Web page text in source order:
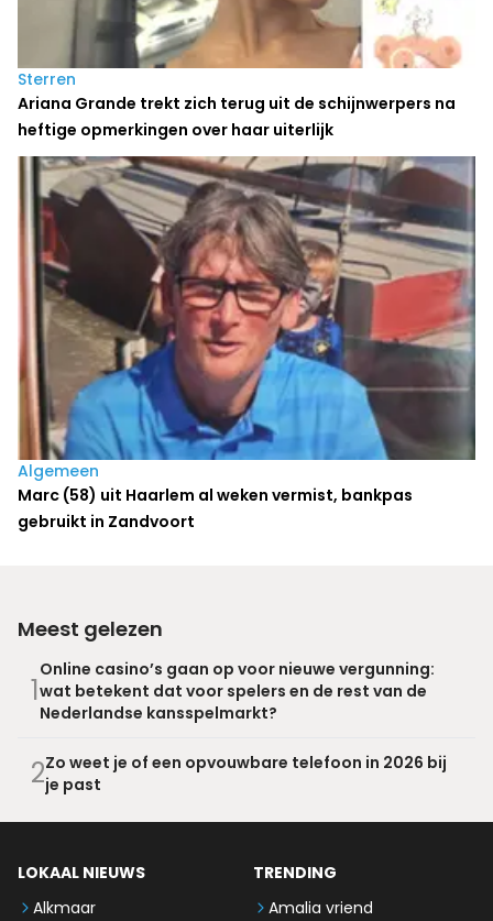
Sterren
Ariana Grande trekt zich terug uit de schijnwerpers na
heftige opmerkingen over haar uiterlijk
Algemeen
Marc (58) uit Haarlem al weken vermist, bankpas
gebruikt in Zandvoort
Meest gelezen
1
Online casino’s gaan op voor nieuwe vergunning:
wat betekent dat voor spelers en de rest van de
Nederlandse kansspelmarkt?
2Zo weet je of een opvouwbare telefoon in 2026 bij
je past
LOKAAL NIEUWS
Alkmaar
TRENDING
Amalia vriend